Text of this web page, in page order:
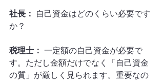
社長：
自己資金はどのくらい必要です
か？
税理士： 一定額の自己資金が必要で
す。ただし金額だけでなく「自己資金
の質」が厳しく見られます。重要なの